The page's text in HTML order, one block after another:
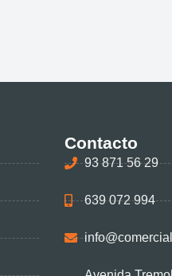
Contacto
93 871 56 29
639 072 994